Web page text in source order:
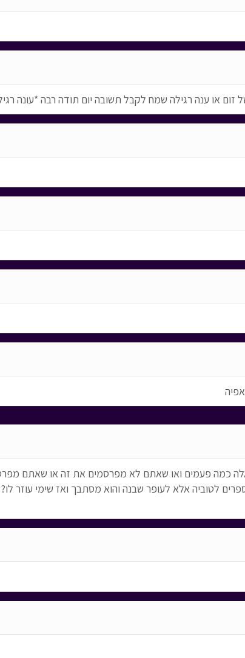
או ענה רגילה שמח לקבל תשובה יום תודה רבה *עונה
כמה פעמים ואו שאתם לא מפרסמים את זה או שאתם
לטוביה אלא לעופר שבנה והוא מסתבך ואז שימי עוזר